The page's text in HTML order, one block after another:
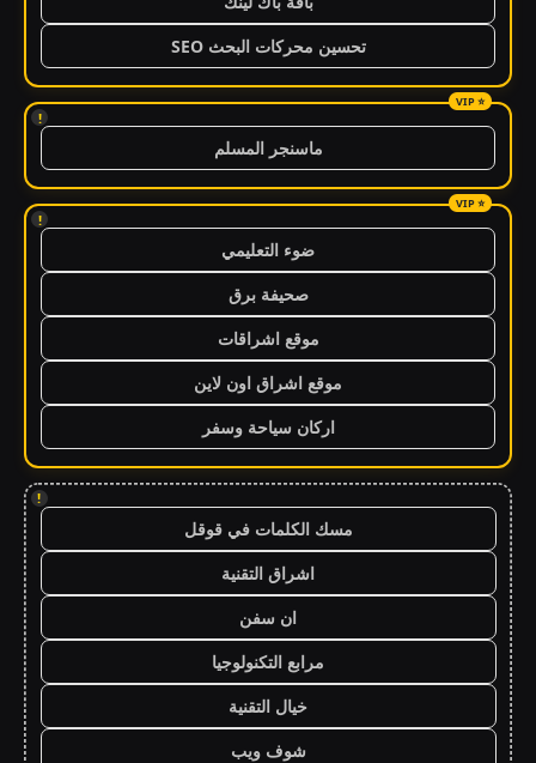
تحسين محركات البحث SEO
!
ماسنجر المسلم
!
ضوء التعليمي
صحيفة برق
موقع اشراقات
موقع اشراق اون لاين
اركان سياحة وسفر
!
مسك الكلمات في قوقل
اشراق التقنية
ان سفن
مرابع التكنولوجيا
خيال التقنية
شوف ويب